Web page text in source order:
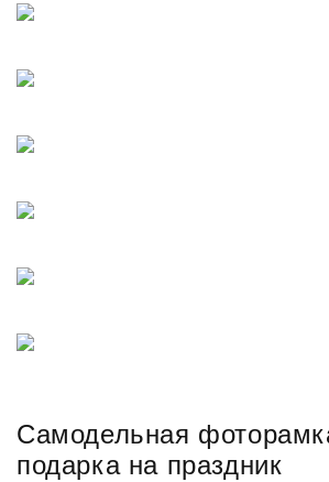
Самодельная
подарка на праздник